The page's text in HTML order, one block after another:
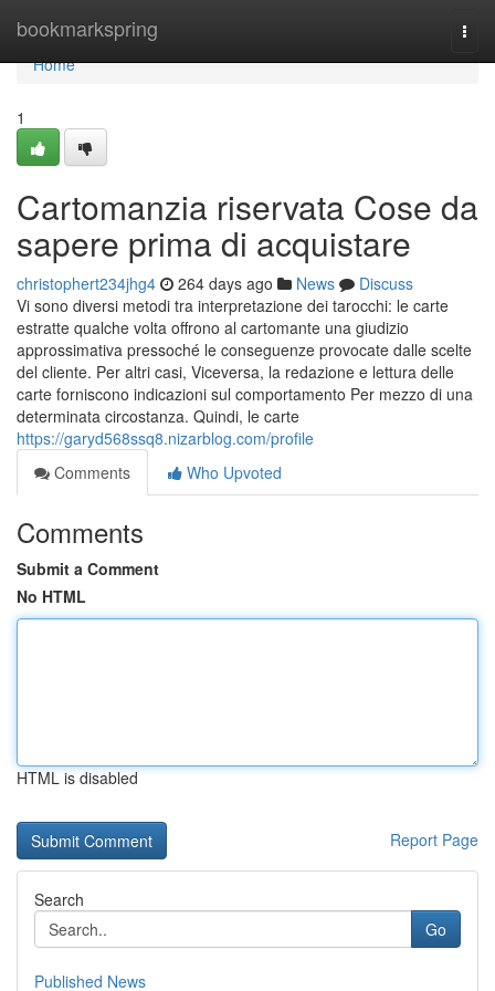
bookmarkspring
Home
Home
1
Cartomanzia riservata Cose da
sapere prima di acquistare
christophert234jhg4 264 days ago News
Discuss
Vi sono diversi metodi tra interpretazione dei tarocchi: le carte
estratte qualche volta offrono al cartomante una giudizio
approssimativa pressoché le conseguenze provocate dalle scelte
del cliente. Per altri casi, Viceversa, la redazione e lettura delle
carte forniscono indicazioni sul comportamento Per mezzo di una
determinata circostanza. Quindi, le carte
https://garyd568ssq8.nizarblog.com/profile
Comments
Who Upvoted
Comments
Submit a Comment
No HTML
HTML is disabled
Report Page
Search
Go
Published News